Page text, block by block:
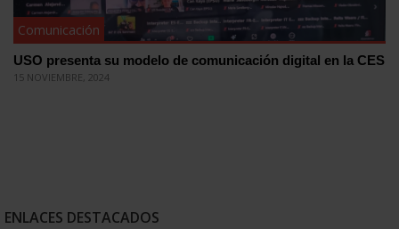
Comunicación
USO presenta su modelo de comunicación digital en la CES
15 NOVIEMBRE, 2024
ENLACES DESTACADOS